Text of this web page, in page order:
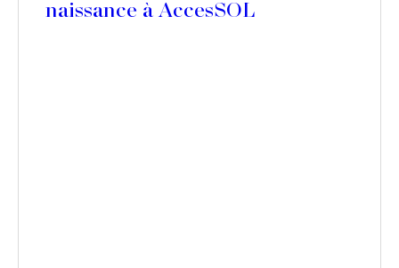
naissance à AccesSOL